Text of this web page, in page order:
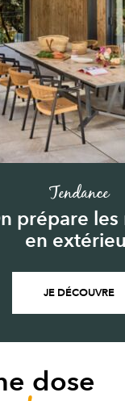
Tendance
prépare les
en
JE DÉCOUVRE
dose